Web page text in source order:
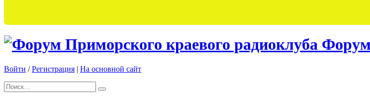
Форум
Войти /Регистрация | На основной сайт